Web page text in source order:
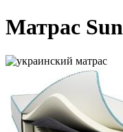
Матрас